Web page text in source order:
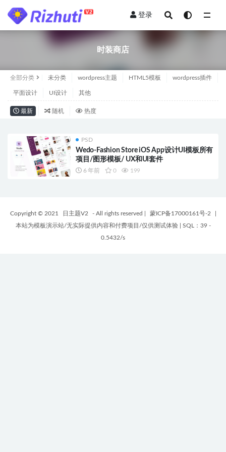
登录
时装商店
全部分类 未分类 wordpress主题 HTML5模板 wordpress插件
平面设计 UI设计 其他
最新 随机 热度
PSD
Wedo-Fashion Store iOS App设计UI模板所有
项目/图形模板/ UX和UI套件
6 年前 0 199
Copyright © 2021 日主题V2 - All rights reserved 蒙ICP备17000161号-2
本站为模板演示站/无实际提供内容和付费项目/仅供测试体验
SQL：39 -
0.5432/s